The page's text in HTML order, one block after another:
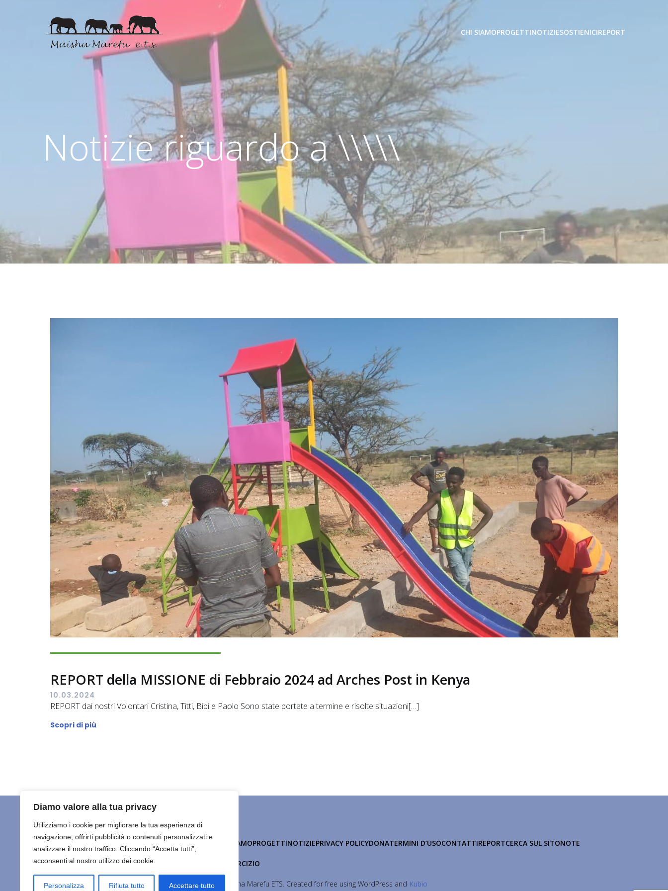
Diamo valore alla tua privacy
Utilizziamo i cookie per migliorare la tua esperienza di
navigazione, offrirti pubblicità o contenuti personalizzati e
analizzare il nostro traffico. Cliccando “Accetta tutti”,
acconsenti al nostro utilizzo dei cookie.
Personalizza Rifiuta tutto Accettare tutto
CHI SIAMOPROGETTINOTIZIESOSTIENICIREPORT
Notizie riguardo a \\\\\
REPORT della MISSIONE di Febbraio 2024 ad Arches Post in Kenya
10.03.2024
REPORT dai nostri Volontari Cristina, Titti, Bibi e Paolo Sono state portate a termine e risolte situazioni[…]
Scopri di più
Maisha Marefu ETS CHI SIAMOPROGETTINOTIZIEPRIVACY POLICYDONATERMINI D’USOCONTATTIREPORTCERCA SUL SITONOTE
ULTIMO ESERCIZIO
© 2026 Maisha Marefu ETS. Created for free using WordPress and Kubio